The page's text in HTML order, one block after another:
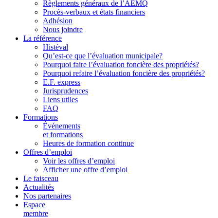
Règlements généraux de l’AEMQ
Procès-verbaux et états financiers
Adhésion
Nous joindre
La référence
Histéval
Qu’est-ce que l’évaluation municipale?
Pourquoi faire l’évaluation foncière des propriétés?
Pourquoi refaire l’évaluation foncière des propriétés?
E.F. express
Jurisprudences
Liens utiles
FAQ
Formations
Événements
et formations
Heures de formation continue
Offres d’emploi
Voir les offres d’emploi
Afficher une offre d’emploi
Le faisceau
Actualités
Nos partenaires
Espace
membre